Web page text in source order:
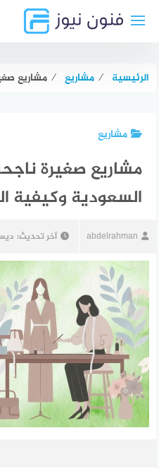
الرئيسية ⁄ مشاريع ⁄ مشاريع صغيرة
مشاريع
مشاريع صغيرة
السعودية وكيفية
abdelrahman آخر تحديث: